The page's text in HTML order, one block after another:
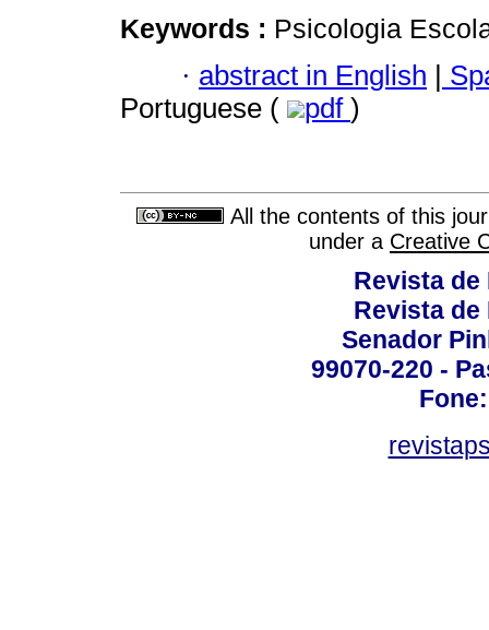
Keywords : Psicologia
· abstract in English |
Portuguese (
pdf )
All the contents of this
under a Creative
Revista de
Revista de
Senador
99070-220 -